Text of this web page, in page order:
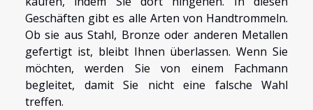
Geschäften gibt es alle Arten von Handtrommeln.
Ob sie aus Stahl, Bronze oder anderen Metallen
gefertigt ist, bleibt Ihnen überlassen. Wenn Sie
möchten, werden Sie von einem Fachmann
begleitet, damit Sie nicht eine falsche Wahl
treffen.